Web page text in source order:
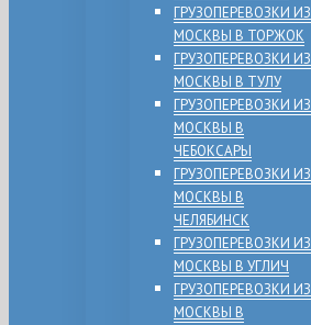
ГРУЗОПЕРЕВОЗКИ ИЗ
МОСКВЫ В ТОРЖОК
ГРУЗОПЕРЕВОЗКИ ИЗ
МОСКВЫ В ТУЛУ
ГРУЗОПЕРЕВОЗКИ ИЗ
МОСКВЫ В
ЧЕБОКСАРЫ
ГРУЗОПЕРЕВОЗКИ ИЗ
МОСКВЫ В
ЧЕЛЯБИНСК
ГРУЗОПЕРЕВОЗКИ ИЗ
МОСКВЫ В УГЛИЧ
ГРУЗОПЕРЕВОЗКИ ИЗ
МОСКВЫ В